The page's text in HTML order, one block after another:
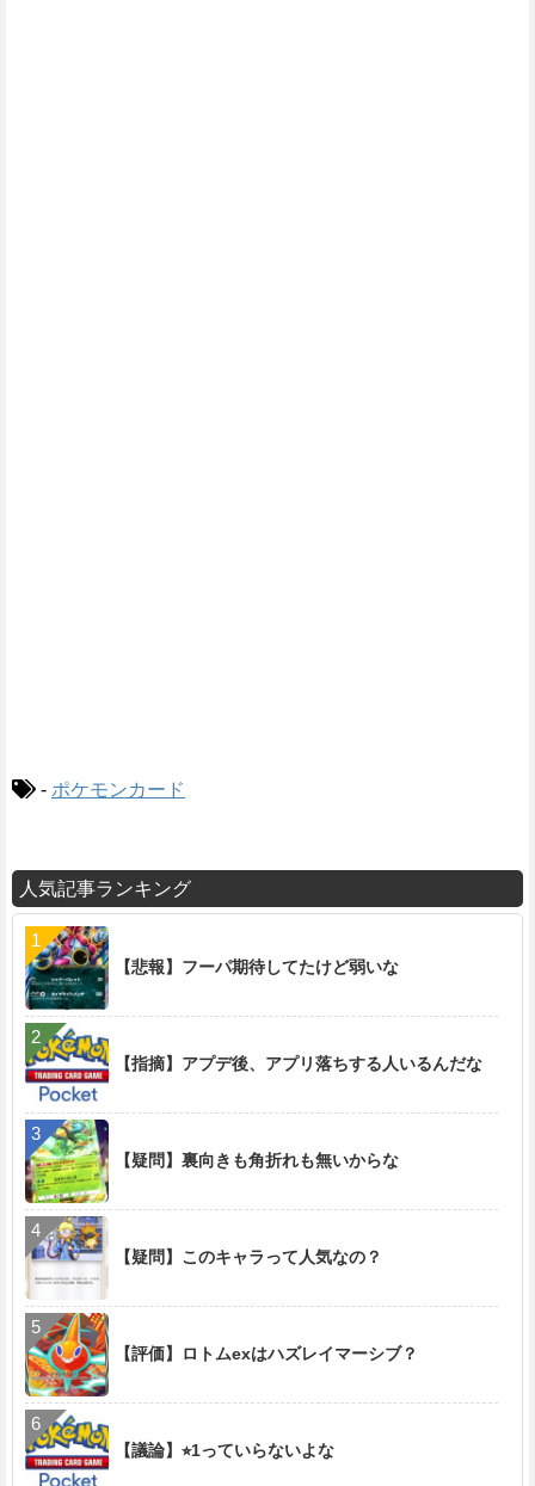
- ポケモンカード
人気記事ランキング
【悲報】フーパ期待してたけど弱いな
【指摘】アプデ後、アプリ落ちする人いるんだな
【疑問】裏向きも角折れも無いからな
【疑問】このキャラって人気なの？
【評価】ロトムexはハズレイマーシブ？
【議論】⭐︎1っていらないよな